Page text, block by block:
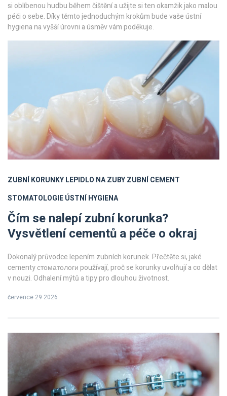
si oblíbenou hudbu během čištění a užijte si ten okamžik jako malou
péči o sebe. Díky těmto jednoduchým krokům bude vaše ústní
hygiena na vyšší úrovni a úsměv vám poděkuje.
ZUBNÍ KORUNKYLEPIDLO NA ZUBYZUBNÍ CEMENT
STOMATOLOGIEÚSTNÍ HYGIENA
Čím se nalepí zubní korunka?
Vysvětlení cementů a péče o okraj
Dokonalý průvodce lepením zubních korunek. Přečtěte si, jaké
cementy стоматологи používají, proč se korunky uvolňují a co dělat
v nouzi. Odhalení mýtů a tipy pro dlouhou životnost.
července 29 2026